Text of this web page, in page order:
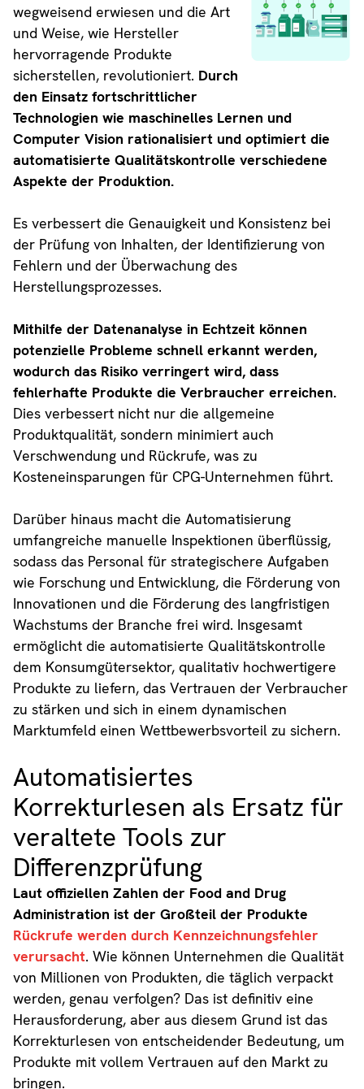
wegweisend erwiesen und die Art
und Weise, wie Hersteller
hervorragende Produkte
sicherstellen, revolutioniert. Durch
den Einsatz fortschrittlicher
Technologien wie maschinelles Lernen und
Computer Vision rationalisiert und optimiert die
automatisierte Qualitätskontrolle verschiedene
Aspekte der Produktion.
Es verbessert die Genauigkeit und Konsistenz bei
der Prüfung von Inhalten, der Identifizierung von
Fehlern und der Überwachung des
Herstellungsprozesses.
Mithilfe der Datenanalyse in Echtzeit können
potenzielle Probleme schnell erkannt werden,
wodurch das Risiko verringert wird, dass
fehlerhafte Produkte die Verbraucher erreichen.
Dies verbessert nicht nur die allgemeine
Produktqualität, sondern minimiert auch
Verschwendung und Rückrufe, was zu
Kosteneinsparungen für CPG-Unternehmen führt.
Darüber hinaus macht die Automatisierung
umfangreiche manuelle Inspektionen überflüssig,
sodass das Personal für strategischere Aufgaben
wie Forschung und Entwicklung, die Förderung von
Innovationen und die Förderung des langfristigen
Wachstums der Branche frei wird. Insgesamt
ermöglicht die automatisierte Qualitätskontrolle
dem Konsumgütersektor, qualitativ hochwertigere
Produkte zu liefern, das Vertrauen der Verbraucher
zu stärken und sich in einem dynamischen
Marktumfeld einen Wettbewerbsvorteil zu sichern.
Automatisiertes
Korrekturlesen als Ersatz für
veraltete Tools zur
Differenzprüfung
Laut offiziellen Zahlen der Food and Drug
Administration ist der Großteil der Produkte
Rückrufe werden durch Kennzeichnungsfehler
verursacht. Wie können Unternehmen die Qualität
von Millionen von Produkten, die täglich verpackt
werden, genau verfolgen? Das ist definitiv eine
Herausforderung, aber aus diesem Grund ist das
Korrekturlesen von entscheidender Bedeutung, um
Produkte mit vollem Vertrauen auf den Markt zu
bringen.